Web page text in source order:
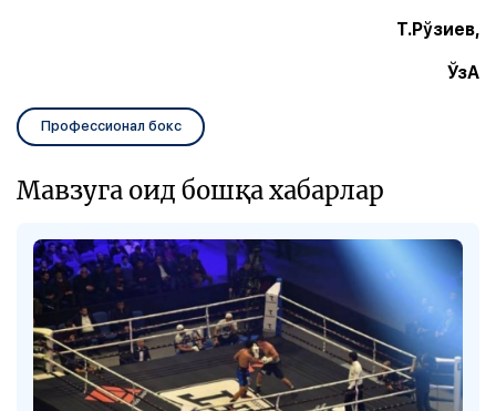
Т.Рўзиев,
ЎзА
Профессионал бокс
Мавзуга оид бошқа хабарлар